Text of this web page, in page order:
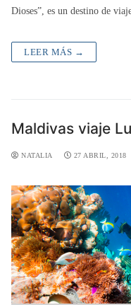
Dioses”, es un destino de
LEER MÁS →
Maldivas viaje
NATALIA 27 ABRIL, 2018